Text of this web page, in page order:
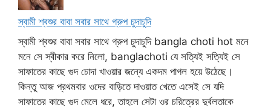
স্বামী শ্বশুর বাবা সবার সাথে গ্রুপ চুদাচুদি
স্বামী শ্বশুর বাবা সবার সাথে গ্রুপ চুদাচুদি bangla choti hot মনে
মনে সে স্বীকার করে নিলো, banglachoti যে সত্যিই সত্যিই সে
সাফাতের কাছে গুদ চোদা খাওয়ার জন্যে একদম পাগল হয়ে উঠেছে।
কিন্তু আজ প্রথমবার ওদের বাড়িতে দাওয়াত খেতে এসেই সে যদি
সাফাতের কাছে গুদ মেলে ধরে, তাহলে সেটা ওর চরিত্রের দুর্বলতাকে